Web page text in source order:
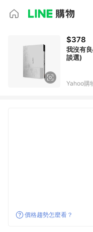
$378
我沒有
談選)
Yahoo購
價格趨勢怎麼看？